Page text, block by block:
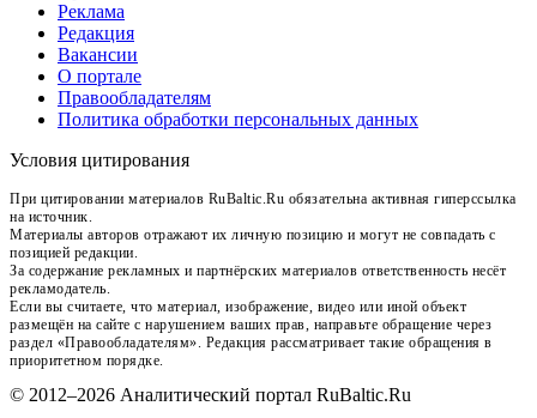
Реклама
Редакция
Вакансии
О портале
Правообладателям
Политика обработки персональных данных
Условия цитирования
При цитировании материалов RuBaltic.Ru обязательна активная гиперссылка
на источник.
Материалы авторов отражают их личную позицию и могут не совпадать с
позицией редакции.
За содержание рекламных и партнёрских материалов ответственность несёт
рекламодатель.
Если вы считаете, что материал, изображение, видео или иной объект
размещён на сайте с нарушением ваших прав, направьте обращение через
раздел «Правообладателям». Редакция рассматривает такие обращения в
приоритетном порядке.
© 2012–2026 Аналитический портал RuBaltic.Ru